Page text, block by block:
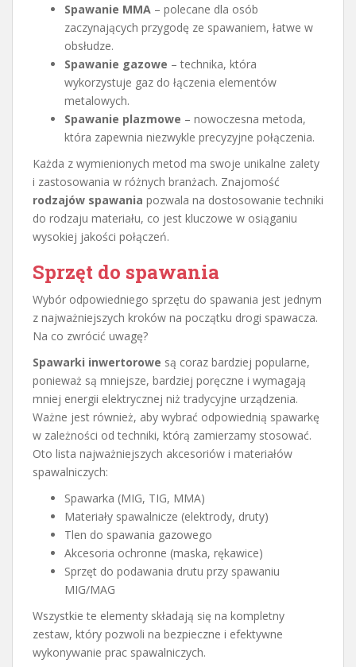
Spawanie MMA – polecane dla osób
zaczynających przygodę ze spawaniem, łatwe w
obsłudze.
Spawanie gazowe – technika, która
wykorzystuje gaz do łączenia elementów
metalowych.
Spawanie plazmowe – nowoczesna metoda,
która zapewnia niezwykle precyzyjne połączenia.
Każda z wymienionych metod ma swoje unikalne zalety
i zastosowania w różnych branżach. Znajomość
rodzajów spawania pozwala na dostosowanie techniki
do rodzaju materiału, co jest kluczowe w osiąganiu
wysokiej jakości połączeń.
Sprzęt do spawania
Wybór odpowiedniego sprzętu do spawania jest jednym
z najważniejszych kroków na początku drogi spawacza.
Na co zwrócić uwagę?
Spawarki inwertorowe są coraz bardziej popularne,
ponieważ są mniejsze, bardziej poręczne i wymagają
mniej energii elektrycznej niż tradycyjne urządzenia.
Ważne jest również, aby wybrać odpowiednią spawarkę
w zależności od techniki, którą zamierzamy stosować.
Oto lista najważniejszych akcesoriów i materiałów
spawalniczych:
Spawarka (MIG, TIG, MMA)
Materiały spawalnicze (elektrody, druty)
Tlen do spawania gazowego
Akcesoria ochronne (maska, rękawice)
Sprzęt do podawania drutu przy spawaniu
MIG/MAG
Wszystkie te elementy składają się na kompletny
zestaw, który pozwoli na bezpieczne i efektywne
wykonywanie prac spawalniczych.